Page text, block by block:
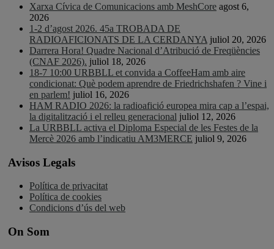
Xarxa Cívica de Comunicacions amb MeshCore agost 6,
2026
1-2 d’agost 2026. 45a TROBADA DE
RADIOAFICIONATS DE LA CERDANYA juliol 20, 2026
Darrera Hora! Quadre Nacional d’Atribució de Freqüències
(CNAF 2026). juliol 18, 2026
18-7 10:00 URBBLL et convida a CoffeeHam amb aire
condicionat: Què podem aprendre de Friedrichshafen ? Vine i
en parlem! juliol 16, 2026
HAM RADIO 2026: la radioafició europea mira cap a l’espai,
la digitalització i el relleu generacional juliol 12, 2026
La URBBLL activa el Diploma Especial de les Festes de la
Mercè 2026 amb l’indicatiu AM3MERCE juliol 9, 2026
Avisos Legals
Política de privacitat
Política de cookies
Condicions d’ús del web
On Som